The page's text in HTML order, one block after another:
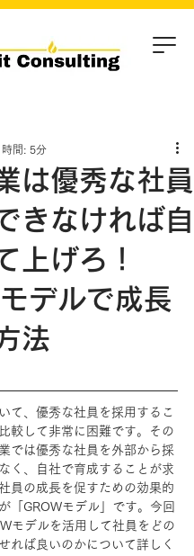
は優秀な社員
きなければ自
上げろ！
デルで成長
法
時間: 5分
て、優秀な社員を採用するこ
較して非常に困難です。その
では優秀な社員を外部から採
く、自社で育成することが求
員の成長を促すための効果的
「GROWモデル」です。今回
モデルを活用して社員をどの
れば良いのかについて詳しく